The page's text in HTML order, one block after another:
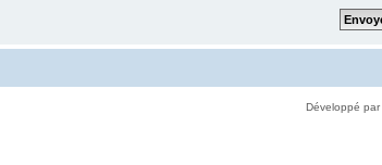
Développé par